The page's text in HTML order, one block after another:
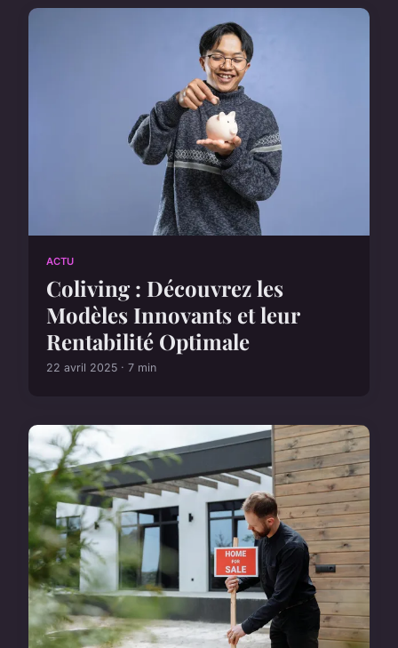
ACTU
Coliving : Découvrez les
Modèles Innovants et leur
Rentabilité Optimale
22 avril 2025 · 7 min